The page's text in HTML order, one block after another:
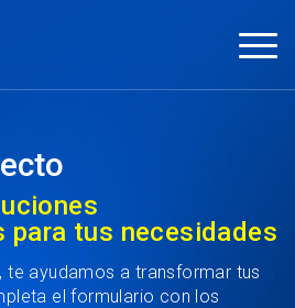
para tus necesidades
te ayudamos a transformar tus
el formulario con los